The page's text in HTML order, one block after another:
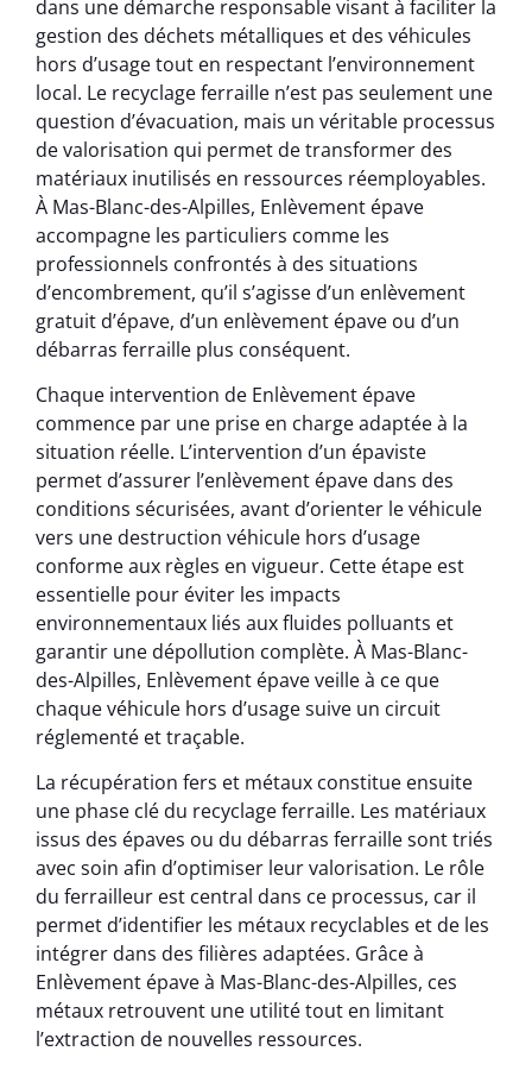
dans une démarche responsable visant à faciliter la
gestion des déchets métalliques et des véhicules
hors d’usage tout en respectant l’environnement
local. Le recyclage ferraille n’est pas seulement une
question d’évacuation, mais un véritable processus
de valorisation qui permet de transformer des
matériaux inutilisés en ressources réemployables.
À Mas-Blanc-des-Alpilles, Enlèvement épave
accompagne les particuliers comme les
professionnels confrontés à des situations
d’encombrement, qu’il s’agisse d’un enlèvement
gratuit d’épave, d’un enlèvement épave ou d’un
débarras ferraille plus conséquent.
Chaque intervention de Enlèvement épave
commence par une prise en charge adaptée à la
situation réelle. L’intervention d’un épaviste
permet d’assurer l’enlèvement épave dans des
conditions sécurisées, avant d’orienter le véhicule
vers une destruction véhicule hors d’usage
conforme aux règles en vigueur. Cette étape est
essentielle pour éviter les impacts
environnementaux liés aux fluides polluants et
garantir une dépollution complète. À Mas-Blanc-
des-Alpilles, Enlèvement épave veille à ce que
chaque véhicule hors d’usage suive un circuit
réglementé et traçable.
La récupération fers et métaux constitue ensuite
une phase clé du recyclage ferraille. Les matériaux
issus des épaves ou du débarras ferraille sont triés
avec soin afin d’optimiser leur valorisation. Le rôle
du ferrailleur est central dans ce processus, car il
permet d’identifier les métaux recyclables et de les
intégrer dans des filières adaptées. Grâce à
Enlèvement épave à Mas-Blanc-des-Alpilles, ces
métaux retrouvent une utilité tout en limitant
l’extraction de nouvelles ressources.